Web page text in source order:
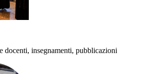
docenti, insegnamenti, pubblicazioni